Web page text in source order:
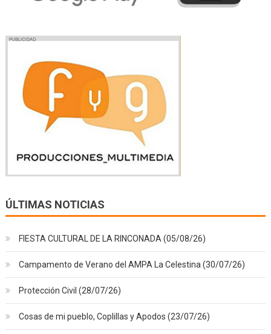
ÚLTIMAS NOTICIAS
FIESTA CULTURAL DE LA RINCONADA (05/08/26)
Campamento de Verano del AMPA La Celestina (30/07/26)
Protección Civil (28/07/26)
Cosas de mi pueblo, Coplillas y Apodos (23/07/26)